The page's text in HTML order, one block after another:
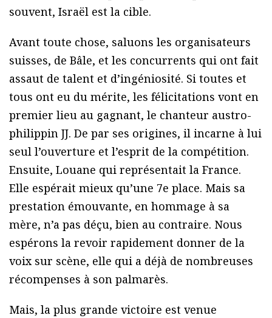
souvent, Israël est la cible.
Avant toute chose, saluons les organisateurs
suisses, de Bâle, et les concurrents qui ont fait
assaut de talent et d’ingéniosité. Si toutes et
tous ont eu du mérite, les félicitations vont en
premier lieu au gagnant, le chanteur austro-
philippin JJ. De par ses origines, il incarne à lui
seul l’ouverture et l’esprit de la compétition.
Ensuite, Louane qui représentait la France.
Elle espérait mieux qu’une 7e place. Mais sa
prestation émouvante, en hommage à sa
mère, n’a pas déçu, bien au contraire. Nous
espérons la revoir rapidement donner de la
voix sur scène, elle qui a déjà de nombreuses
récompenses à son palmarès.
Mais, la plus grande victoire est venue